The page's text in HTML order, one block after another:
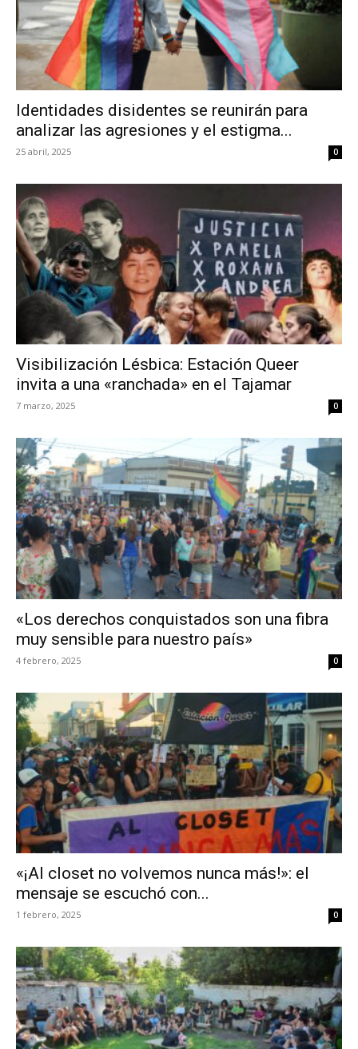
Identidades disidentes se reunirán para
analizar las agresiones y el estigma...
25 abril, 2025 0
Visibilización Lésbica: Estación Queer
invita a una «ranchada» en el Tajamar
7 marzo, 2025 0
«Los derechos conquistados son una fibra
muy sensible para nuestro país»
4 febrero, 2025 0
«¡Al closet no volvemos nunca más!»: el
mensaje se escuchó con...
1 febrero, 2025 0